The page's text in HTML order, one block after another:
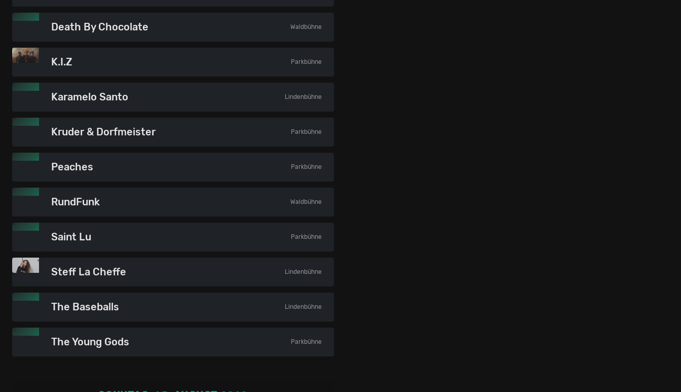
Death By Chocolate Waldbühne
K.I.Z Parkbühne
Karamelo Santo Lindenbühne
Kruder & Dorfmeister Parkbühne
Peaches Parkbühne
RundFunk Waldbühne
Saint Lu Parkbühne
Steff La Cheffe Lindenbühne
The Baseballs Lindenbühne
The Young Gods Parkbühne